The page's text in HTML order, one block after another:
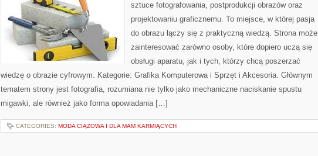
sztuce fotografowania, postprodukcji obrazów oraz
projektowaniu graficznemu. To miejsce, w której pasja
do obrazu łączy się z praktyczną wiedzą. Strona może
zainteresować zarówno osoby, które dopiero uczą się
obsługi aparatu, jak i tych, którzy chcą poszerzać
wiedzę o obrazie cyfrowym. Kategorie: Grafika Komputerowa i Sprzęt i Akcesoria. Głównym
tematem strony jest fotografia, rozumiana nie tylko jako mechaniczne naciskanie spustu
migawki, ale również jako forma opowiadania […]
CATEGORIES: MODA CIĄŻOWA I DLA MAM KARMIĄCYCH